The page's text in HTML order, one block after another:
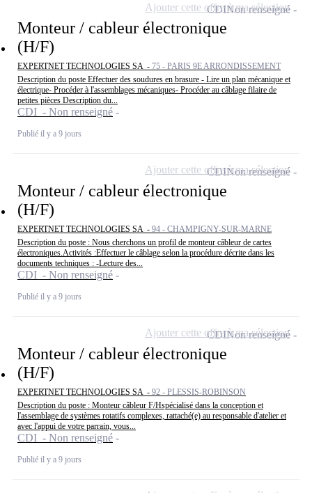
Monteur / cableur électronique
(H/F)
EXPERTNET TECHNOLOGIES SA - 75 - PARIS 9E ARRONDISSEMENT
Description du poste Effectuer des soudures en brasure - Lire un plan mécanique et
électrique- Procéder à l'assemblages mécaniques- Procéder au câblage filaire de
petites pièces Description du...
CDI - Non renseigné
Publié il y a 9 jours
CDINon renseigné
Ajouter cette offre à ma sélection
Monteur / cableur électronique
(H/F)
EXPERTNET TECHNOLOGIES SA - 94 - CHAMPIGNY-SUR-MARNE
Description du poste : Nous cherchons un profil de monteur câbleur de cartes
électroniques.Activités :Effectuer le câblage selon la procédure décrite dans les
documents techniques : -Lecture des...
CDI - Non renseigné
Publié il y a 9 jours
CDINon renseigné
Ajouter cette offre à ma sélection
Monteur / cableur électronique
(H/F)
EXPERTNET TECHNOLOGIES SA - 92 - PLESSIS-ROBINSON
Description du poste : Monteur câbleur F/Hspécialisé dans la conception et
l'assemblage de systèmes rotatifs complexes, rattaché(e) au responsable d'atelier et
avec l'appui de votre parrain, vous...
CDI - Non renseigné
Publié il y a 9 jours
CDINon renseigné
Ajouter cette offre à ma sélection